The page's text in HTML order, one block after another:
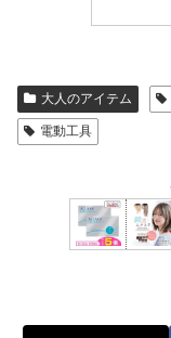
大人のアイテム
電動工具